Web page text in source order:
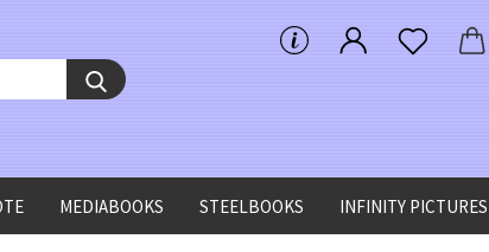
Suche...
MEDIABOOKS STEELBOOKS INFINITY PICTURES